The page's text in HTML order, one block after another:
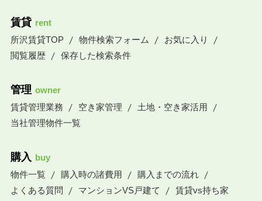
賃貸 rent
所沢賃貸TOP
物件検索フォーム
お気に入り
閲覧履歴
保存した検索条件
管理 owner
賃貸管理業務
空き家管理
土地・空き家活用
当社管理物件一覧
購入 buy
物件一覧
購入時の諸費用
購入までの流れ
よくある質問
マンションVS戸建て 賃貸vs持ち家